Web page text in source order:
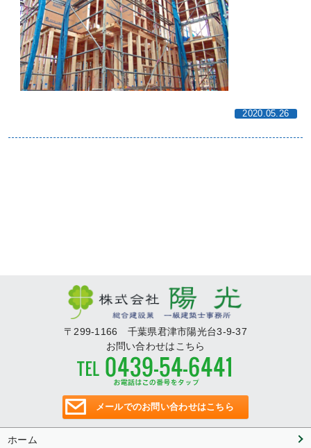
2020.05.26
〒299-1166 千葉県君津市陽光台3-9-37
お問い合わせはこちら
メールでのお問い合わせはこちら
ホーム